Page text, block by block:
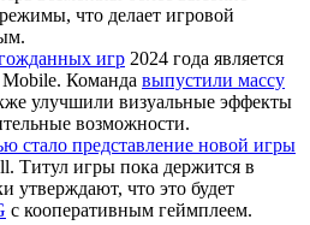
что делает игровой
игр 2024 года является
Команда выпустили массу
улучшили визуальные эффекты
возможности.
стало представление новой игры
Титул игры пока держится в
утверждают, что это будет
с кооперативным геймплеем.